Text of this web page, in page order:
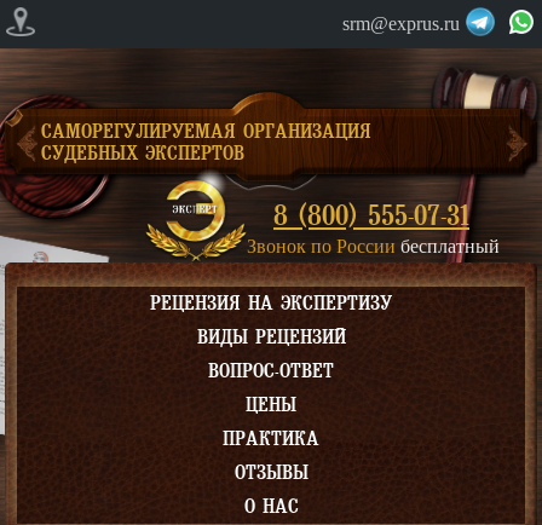
srm@exprus.ru
САМОРЕГУЛИРУЕМАЯ ОРГАНИЗАЦИЯ
СУДЕБНЫХ ЭКСПЕРТОВ
8 (800) 555-07-31
Звонок по России бесплатный
РЕЦЕНЗИЯ НА ЭКСПЕРТИЗУ
ВИДЫ РЕЦЕНЗИЙ
ВОПРОС-ОТВЕТ
ЦЕНЫ
ПРАКТИКА
ОТЗЫВЫ
О НАС